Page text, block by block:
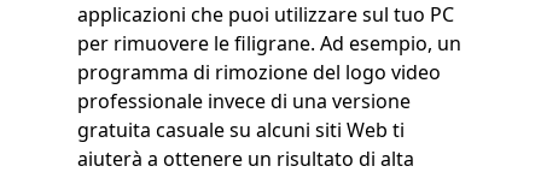
applicazioni che puoi utilizzare sul tuo PC
per rimuovere le filigrane. Ad esempio, un
programma di rimozione del logo video
professionale invece di una versione
gratuita casuale su alcuni siti Web ti
aiuterà a ottenere un risultato di alta